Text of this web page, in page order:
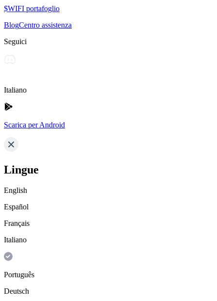
$WIFI portafoglio
BlogCentro assistenza
Seguici
Italiano
Scarica per Android
Lingue
English
Español
Français
Italiano
Português
Deutsch